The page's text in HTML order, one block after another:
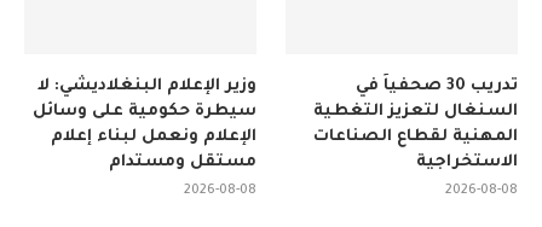
وزير الإعلام البنغلاديشي: لا
سيطرة حكومية على وسائل
الإعلام ونعمل لبناء إعلام
مستقل ومستدام
2026-08-08
تدريب 30 صحفياً في
السنغال لتعزيز التغطية
المهنية لقطاع الصناعات
الاستخراجية
2026-08-08